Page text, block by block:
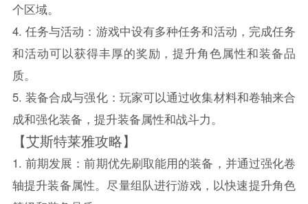
个区域。
4. 任务与活动：游戏中设有多种任务和活动，完成任务
和活动可以获得丰厚的奖励，提升角色属性和装备品
质。
5. 装备合成与强化：玩家可以通过收集材料和卷轴来合
成和强化装备，提升装备属性和战斗力。
【艾斯特莱雅攻略】
1. 前期发展：前期优先刷取能用的装备，并通过强化卷
轴提升装备属性。尽量组队进行游戏，以快速提升角色